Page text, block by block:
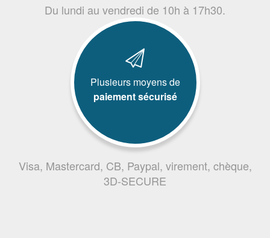
Du lundi au vendredi de 10h à 17h30.
Plusieurs moyens de
paiement sécurisé
Visa, Mastercard, CB, Paypal, virement, chèque,
3D-SECURE